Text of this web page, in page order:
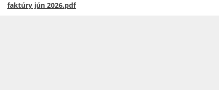
faktúry jún 2026.pdf